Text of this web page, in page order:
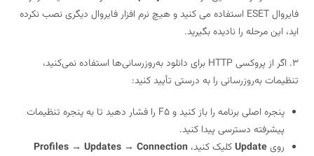
فایروال ESET استفاده می کنید و هیچ نرم افزار فایروال دیگری نصب نکرده
اید، این مرحله را نادیده بگیرید.
3. اگر از پروکسی HTTP برای دانلود به‌روزرسانی‌ها استفاده نمی‌کنید،
تنظیمات به‌روزرسانی را به درستی تأیید کنید:
پنجره اصلی برنامه را باز کنید و F5 را فشار دهید تا به پنجره تنظیمات
پیشرفته دسترسی پیدا کنید.
رویUpdateکلیک کنید، Profiles → Updates → Connection